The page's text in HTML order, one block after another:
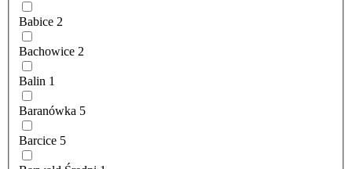
Babice 2
Bachowice 2
Balin 1
Baranówka 5
Barcice 5